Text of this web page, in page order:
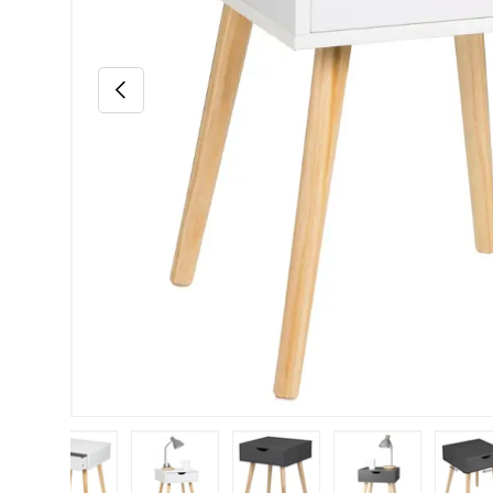
Précédent